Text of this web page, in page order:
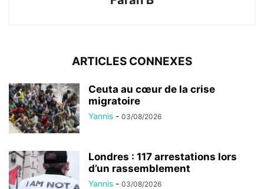
ARTICLES CONNEXES
Ceuta au cœur de la crise
migratoire
Yannis - 03/08/2026
Londres : 117 arrestations lors
d’un rassemblement
Yannis - 03/08/2026